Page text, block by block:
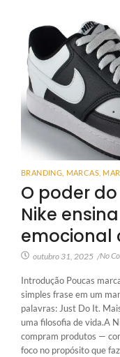
BRANDING MARCAS
O poder
Nike
emocional
outubro 31, 2025 /No
Introdução Poucas
simples frase em um
palavras: Just Do It.
uma filosofia de vida.A
compram produtos —
foco no propósito que